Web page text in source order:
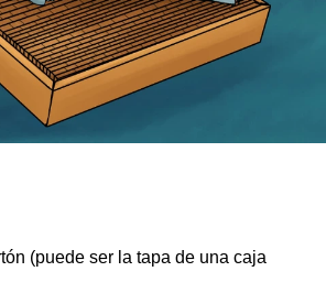
(puede ser la tapa de una caja